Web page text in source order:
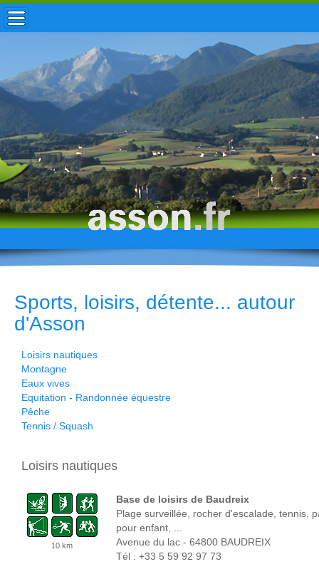
ACCUEIL / INFOS
MUNICIPALITÉ
VIE LOCALE
ENFANCE
TOURISME
HISTOIRE
Sports, loisirs, détente... autour
d'Asson
Loisirs nautiques
Montagne
Eaux vives
Equitation - Randonnée équestre
Pêche
Tennis / Squash
Loisirs nautiques
10 km
Base de loisirs de Baudreix
Plage surveillée, rocher d'escalade, tennis,
pour enfant, ...
Avenue du lac - 64800 BAUDREIX
Tél : +33 5 59 92 97 73